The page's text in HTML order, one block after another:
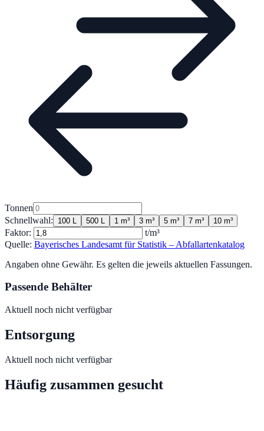
Tonnen
Schnellwahl:
100 L 500 L 1 m³ 3 m³ 5 m³ 7 m³ 10 m³
Faktor:
t/m³
Quelle: Bayerisches Landesamt für Statistik – Abfallartenkatalog
Angaben ohne Gewähr. Es gelten die jeweils aktuellen Fassungen.
Passende Behälter
Aktuell noch nicht verfügbar
Entsorgung
Aktuell noch nicht verfügbar
Häufig zusammen gesucht